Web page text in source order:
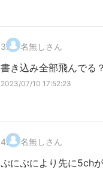
3. 名無しさん
書き込み全部飛んでる
2023/07/10 17:52:23
4. 名無しさん
ぷにぷにより先に5ch